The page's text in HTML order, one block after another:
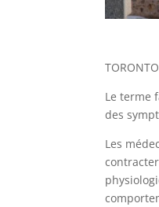
Le terme
des
Les